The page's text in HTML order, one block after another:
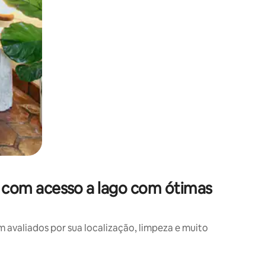
acesso a lago com ótimas
avaliados por sua localização, limpeza e muito